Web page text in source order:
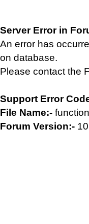
Server Error in
An error has
on database.
Please contact the
Support Error
File Name:-
Forum Version:-